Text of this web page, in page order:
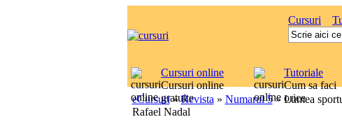
Cursuri
Cursuri online
Cursuri online
gratuite
Tutoriale
Cum sa faci
orice
eCursuri»Revista » Numarul 5» Lumea
Rafael Nadal